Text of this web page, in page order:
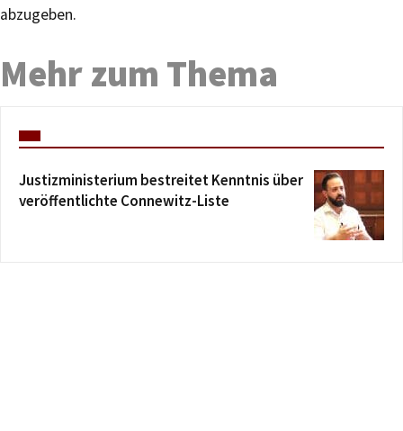
abzugeben.
Mehr zum Thema
Justizministerium bestreitet Kenntnis über
veröffentlichte Connewitz-Liste